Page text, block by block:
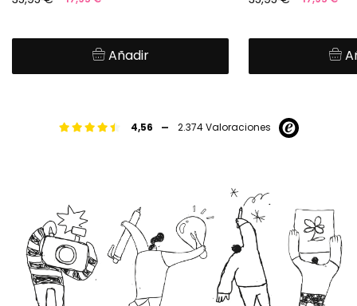
Añadir
4,56 - 2.374 Valoraciones